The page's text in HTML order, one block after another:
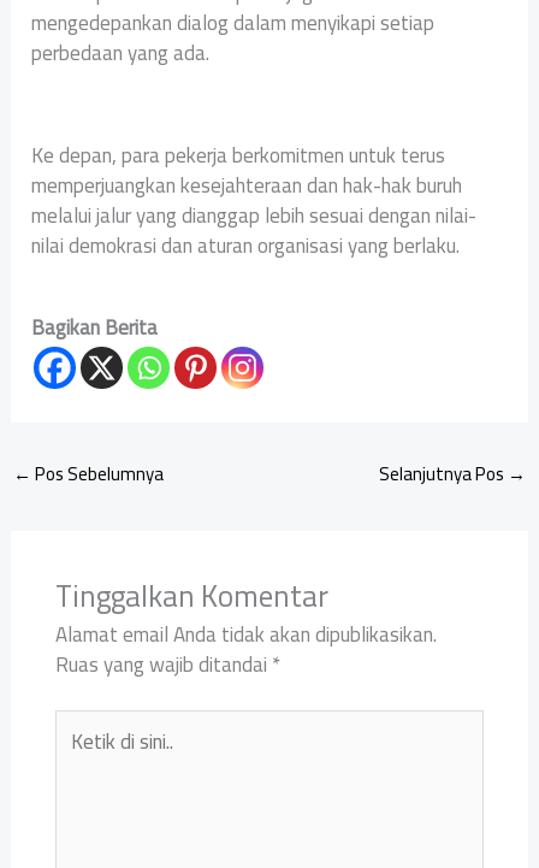
mengedepankan dialog dalam menyikapi setiap
perbedaan yang ada.
Ke depan, para pekerja berkomitmen untuk terus
memperjuangkan kesejahteraan dan hak-hak buruh
melalui jalur yang dianggap lebih sesuai dengan nilai-
nilai demokrasi dan aturan organisasi yang berlaku.
Bagikan Berita
← Pos Sebelumnya Selanjutnya Pos →
Tinggalkan Komentar
Alamat email Anda tidak akan dipublikasikan.
Ruas yang wajib ditandai*
Ketik